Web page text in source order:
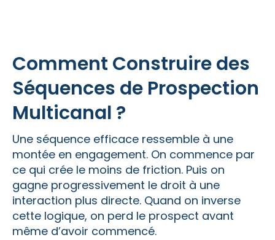
Comment Construire des
Séquences de Prospection
Multicanal ?
Une séquence efficace ressemble à une
montée en engagement. On commence par
ce qui crée le moins de friction. Puis on
gagne progressivement le droit à une
interaction plus directe. Quand on inverse
cette logique, on perd le prospect avant
même d’avoir commencé.